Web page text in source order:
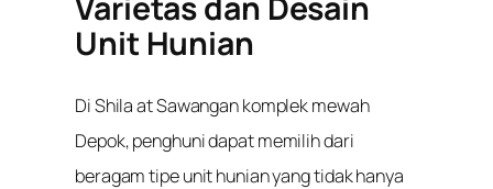
Unit Hunian
Di Shila at Sawangan komplek mewah
Depok, penghuni dapat memilih dari
beragam tipe unit hunian yang tidak hanya